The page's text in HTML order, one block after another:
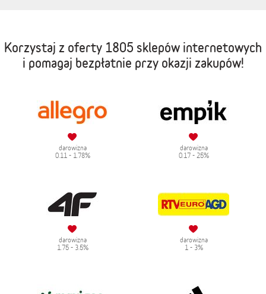
Korzystaj z oferty 1805 sklepów internetowych
i pomagaj bezpłatnie przy okazji zakupów!
darowizna
0.11 - 1.78%
darowizna
0.17 - 25%
darowizna
1.75 - 3.5%
darowizna
1 - 3%